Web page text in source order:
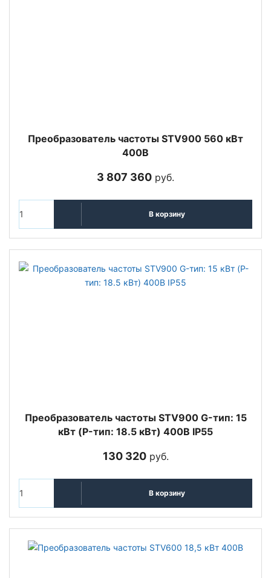
Преобразователь частоты STV900 560 кВт
400В
3 807 360 руб.
В корзину
Преобразователь частоты STV900 G-тип: 15
кВт (P-тип: 18.5 кВт) 400В IP55
130 320руб.
В корзину